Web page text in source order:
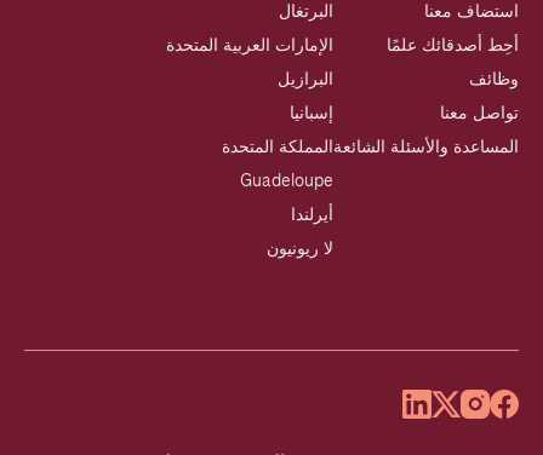
استضاف معنا
أحِط أصدقائك علمًا
وظائف
تواصل معنا
المساعدة والأسئلة الشائعة
البرتغال
الإمارات العربية المتحدة
البرازيل
إسبانيا
المملكة المتحدة
Guadeloupe
أيرلندا
لا ريونيون